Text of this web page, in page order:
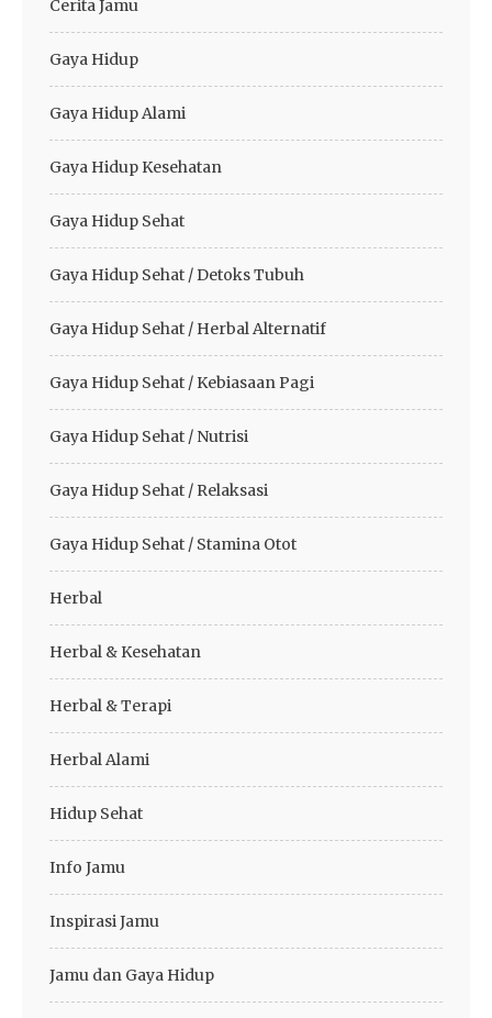
Cerita Jamu
Gaya Hidup
Gaya Hidup Alami
Gaya Hidup Kesehatan
Gaya Hidup Sehat
Gaya Hidup Sehat / Detoks Tubuh
Gaya Hidup Sehat / Herbal Alternatif
Gaya Hidup Sehat / Kebiasaan Pagi
Gaya Hidup Sehat / Nutrisi
Gaya Hidup Sehat / Relaksasi
Gaya Hidup Sehat / Stamina Otot
Herbal
Herbal & Kesehatan
Herbal & Terapi
Herbal Alami
Hidup Sehat
Info Jamu
Inspirasi Jamu
Jamu dan Gaya Hidup